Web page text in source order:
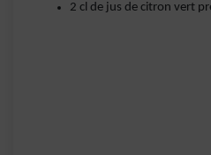
2 cl de jus de citron vert